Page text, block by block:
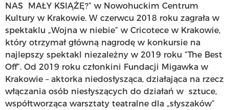
NAS MAŁY KSIĄŻĘ?” w Nowohuckim Centrum
Kultury w Krakowie. W czerwcu 2018 roku zagrała w
spektaklu „Wojna w niebie” w Cricotece w Krakowie,
który otrzymał główną nagrodę w konkursie na
najlepszy spektakl niezależny w 2019 roku “The Best
Off”. Od 2019 roku członkini Fundacji Migawka w
Krakowie – aktorka niedosłysząca, działająca na rzecz
włączania osób niesłyszących do działań w sztuce,
współtworząca warsztaty teatralne dla „słyszaków”